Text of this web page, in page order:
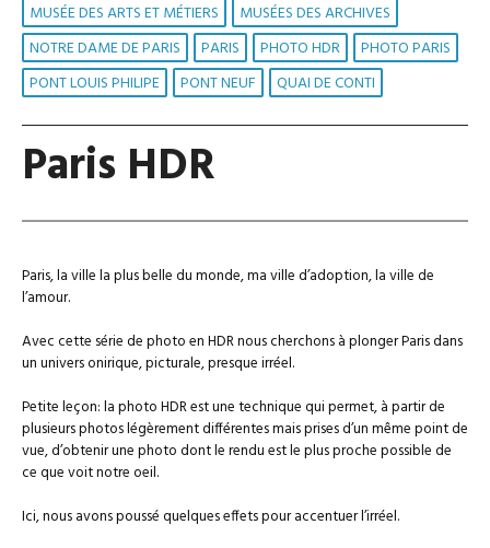
MUSÉE DES ARTS ET MÉTIERS
MUSÉES DES ARCHIVES
NOTRE DAME DE PARIS
PARIS PHOTO HDR
PHOTO PARIS
PONT LOUIS PHILIPE
PONT NEUF QUAI DE CONTI
Paris HDR
Paris, la ville la plus belle du monde, ma ville d’adoption, la ville de
l’amour.
Avec cette série de photo en HDR nous cherchons à plonger Paris dans
un univers onirique, picturale, presque irréel.
Petite leçon: la photo HDR est une technique qui permet, à partir de
plusieurs photos légèrement différentes mais prises d’un même point de
vue, d’obtenir une photo dont le rendu est le plus proche possible de
ce que voit notre oeil.
Ici, nous avons poussé quelques effets pour accentuer l’irréel.